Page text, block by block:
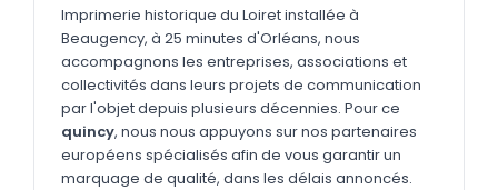
Bureau & écriture
Sacs & voyages
Verres & déjeuner
Technologie
Vêtements
Imprimerie historique du Loiret installée à
Beaugency, à 25 minutes d'Orléans, nous
accompagnons les entreprises, associations et
collectivités dans leurs projets de communication
par l'objet depuis plusieurs décennies. Pour ce
quincy, nous nous appuyons sur nos partenaires
européens spécialisés afin de vous garantir un
marquage de qualité, dans les délais annoncés.